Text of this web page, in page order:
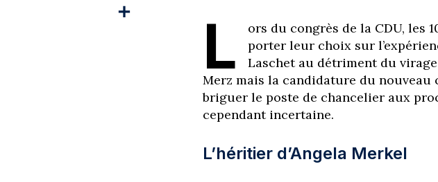
L
ors du congrès de la CDU, les
porter leur choix sur
Laschet au détriment du
Merz mais la candidature du nouveau
briguer le poste de chancelier aux
cependant incertaine.
L’héritier d’Angela Merkel